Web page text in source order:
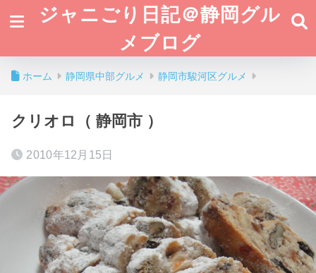
ジャニごり日記＠静岡グル
メブログ
ホーム 静岡県中部グルメ 静岡市駿河区グルメ
クリオロ（ 静岡市 ）
2010年12月15日